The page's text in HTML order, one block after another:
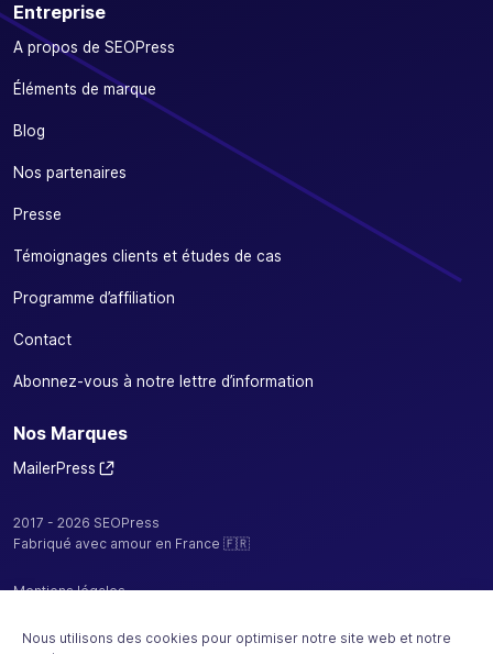
Nous utilisons des cookies pour optimiser notre site web et notre
Entreprise
A propos de SEOPress
Éléments de marque
Blog
Nos partenaires
Presse
Témoignages clients et études de cas
Programme d’affiliation
Contact
Abonnez-vous à notre lettre d’information
Nos Marques
MailerPress
2017 - 2026 SEOPress
Fabriqué avec amour en France 🇫🇷
Mentions légales
Politique de confidentialité / cookies